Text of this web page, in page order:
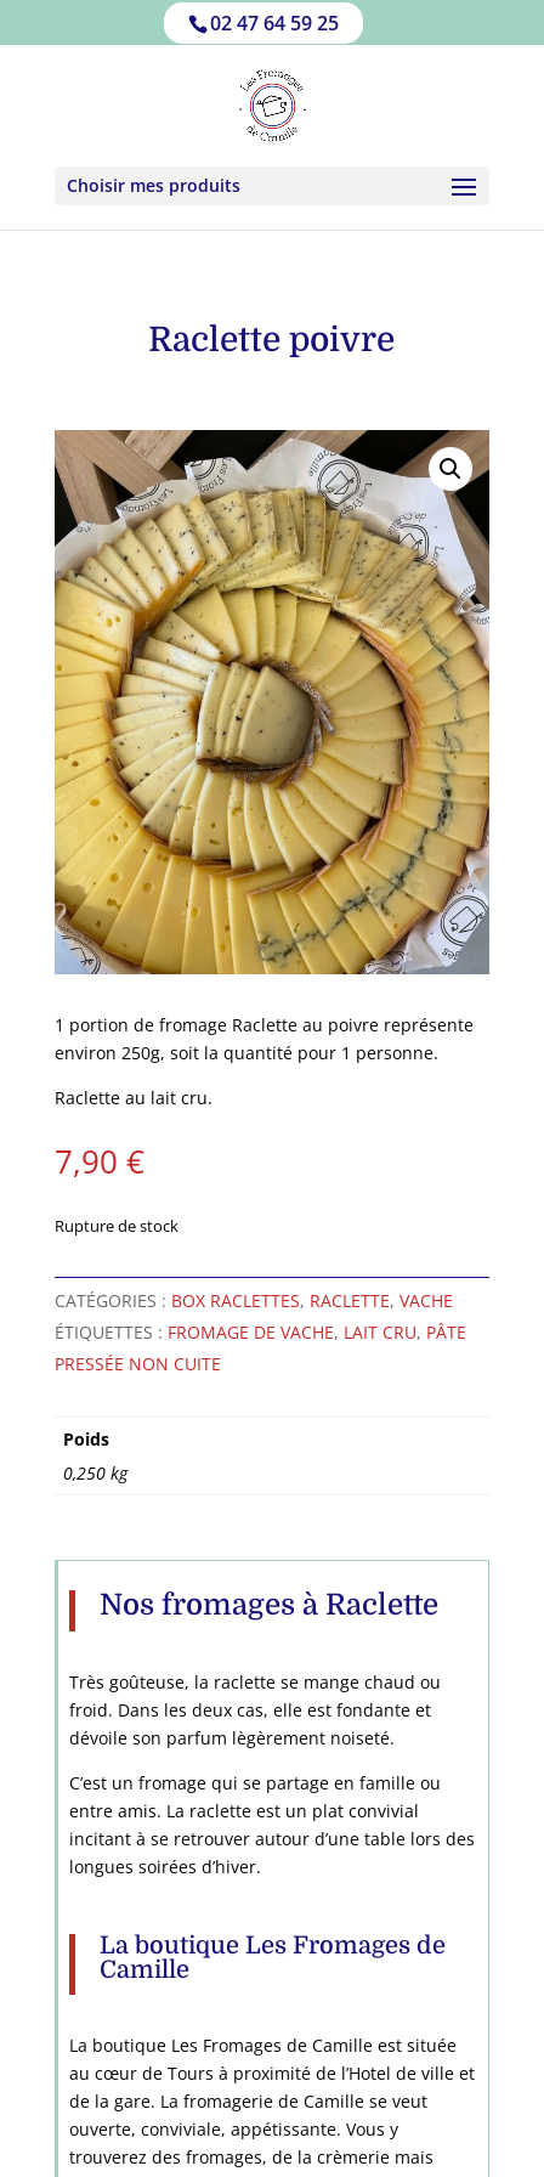
02 47 64 59 25
Choisir mes produits
Raclette poivre
1 portion de fromage Raclette au poivre représente
environ 250g, soit la quantité pour 1 personne.
Raclette au lait cru.
7,90 €
Rupture de stock
CATÉGORIES : BOX RACLETTES, RACLETTE, VACHE
ÉTIQUETTES : FROMAGE DE VACHE, LAIT CRU, PÂTE
PRESSÉE NON CUITE
Poids
0,250 kg
Nos fromages à Raclette
Très goûteuse, la raclette se mange chaud ou
froid. Dans les deux cas, elle est fondante et
dévoile son parfum lègèrement noiseté.
C’est un fromage qui se partage en famille ou
entre amis. La raclette est un plat convivial
incitant à se retrouver autour d’une table lors des
longues soirées d’hiver.
La boutique Les Fromages de
Camille
La boutique Les Fromages de Camille est située
au cœur de Tours à proximité de l’Hotel de ville et
de la gare. La fromagerie de Camille se veut
ouverte, conviviale, appétissante. Vous y
trouverez des fromages, de la crèmerie mais